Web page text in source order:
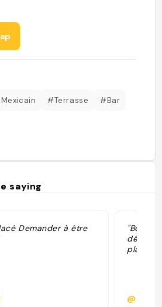
#Terrasse #Bar
saying
Demander à être
"Bel
plat